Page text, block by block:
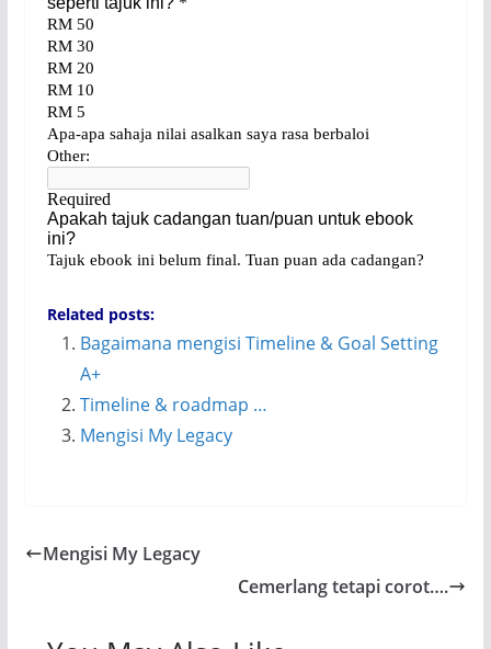
Related posts:
Bagaimana mengisi Timeline & Goal Setting
A+
Timeline & roadmap …
Mengisi My Legacy
Mengisi My Legacy
Cemerlang tetapi corot….